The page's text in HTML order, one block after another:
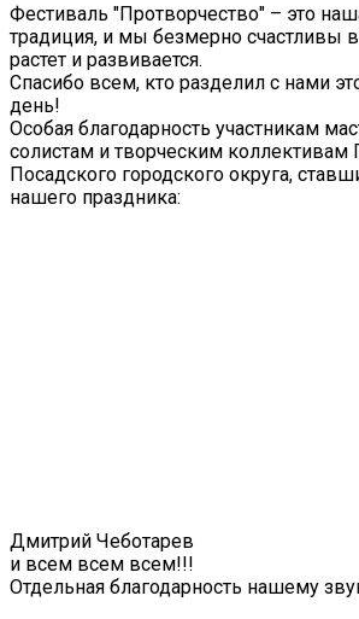
Фестиваль "Протворчество" – это
традиция, и мы безмерно счастливы
растет и развивается.
Спасибо всем, кто разделил с нами
день!
Особая благодарность участникам
солистам и творческим коллективам
Посадского городского округа,
нашего праздника:
Дмитрий Чеботарев
и всем всем всем!!!
Отдельная благодарность нашему